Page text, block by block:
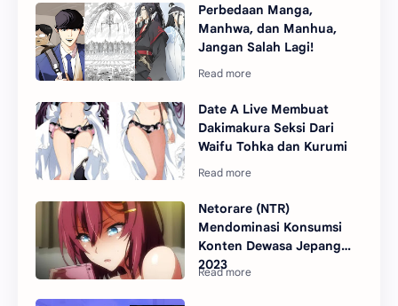
Perbedaan Manga,
Manhwa, dan Manhua,
Jangan Salah Lagi!
Date A Live Membuat
Dakimakura Seksi Dari
Waifu Tohka dan Kurumi
Netorare (NTR)
Mendominasi Konsumsi
Konten Dewasa Jepang
2023